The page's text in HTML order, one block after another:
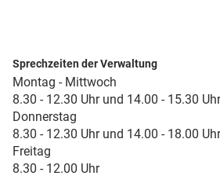
Sprechzeiten der Verwaltung
Montag - Mittwoch
8.30 - 12.30 Uhr und 14.00 - 15.30 Uhr
Donnerstag
8.30 - 12.30 Uhr und 14.00 - 18.00 Uhr
Freitag
8.30 - 12.00 Uhr